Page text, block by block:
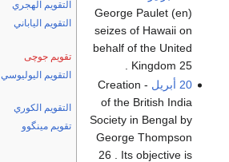
التقويم الهجري
التقويم الياباني
تقويم جوچى
التقويم اليوليوسي
التقويم الكوري
تقويم مينگوو
George Paulet (en)
seizes of Hawaii on
behalf of the United
Kingdom 25 .
20 أبريل
- Creation
of the British India
Society in Bengal by
George Thompson
26 . Its objective is